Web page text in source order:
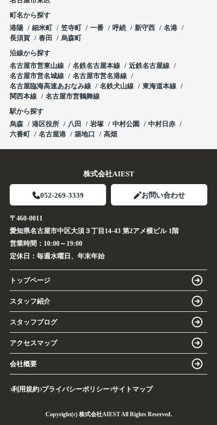
町名から探す
港陽
細米町 笠寺町 一番 呼続 新守西
名港
長須賀
春田 烏森町
沿線から探す
名古屋市営東山線
名鉄名古屋本線
近鉄名古屋線
名古屋市営名城線
名古屋市営名港線
名古屋臨海高速あおなみ線
名鉄犬山線
東海道本線
関西本線
名古屋市営鶴舞線
駅から探す
烏森
港区役所 八田 岩塚 中村公園
中村日赤
六番町
名古屋港 築地口 高畑
株式会社AIEST
052-269-3339 お問い合わせ
〒460-0011
愛知県名古屋市中区大須３丁目14-43 第2アメ横ビル 1階
営業時間： 10:00～19:00
定休日： 毎週水曜日、年末年始
トップページ
スタッフ紹介
スタッフブログ
アクセスマップ
会社概要
利用規約 プライバシーポリシー サイトマップ
Copyright(c) 株式会社AIEST All Rights Reserved.